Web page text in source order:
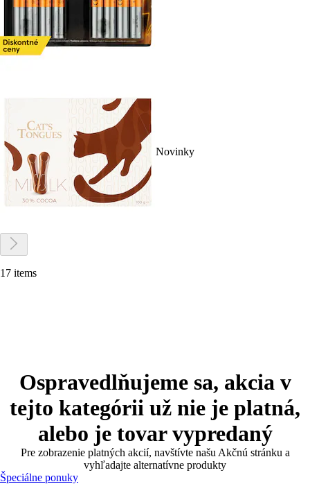
Novinky
17 items
Ospravedlňujeme sa, akcia v
tejto kategórii už nie je platná,
alebo je tovar vypredaný
Pre zobrazenie platných akcií, navštívte našu Akčnú stránku a
vyhľadajte alternatívne produkty
Špeciálne ponuky